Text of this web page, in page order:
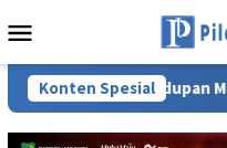
ke
Mobile
Konten Spesial
Kehidupan Masyarakat